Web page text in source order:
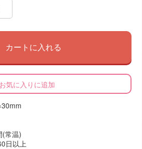
カートに入れる
お気に入りに追加
(常温)
日以上